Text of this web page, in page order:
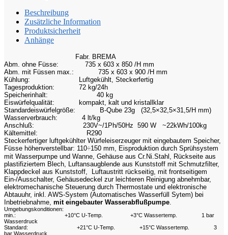
Beschreibung
Zusätzliche Information
Produktsicherheit
Anhänge
Fabr. BREMA
Abm. ohne Füsse:
735 x 603 x 850 /H mm
Abm. mit Füssen max.:
735 x 603 x 900 /H mm
Kühlung:
Luftgekühlt, Steckerfertig
Tagesproduktion:
72 kg/24h
Speicherinhalt:
40 kg
Eiswürfelqualität:
kompakt, kalt und kristallklar
Standardeiswürfelgröße:
B-Qube 23g (32,5×32,5×31,5/H mm)
Wasserverbrauch:
4 lt/kg
Anschluß:
230V~/1Ph/50Hz 590 W ~22kWh/100kg
Kältemittel:
R290
Steckerfertiger luftgekühlter Würfeleiserzeuger mit eingebautem Speicher,
Füsse höhenverstellbar: 110÷150 mm, Eisproduktion durch Sprühsystem
mit Wasserpumpe und Wanne, Gehäuse aus Cr.Ni.Stahl, Rückseite aus
plastifiziertem Blech, Luftansaugblende aus Kunststoff mit Schmutzfilter,
Klappdeckel aus Kunststoff, Luftaustritt rückseitig, mit frontseitigem
Ein-/Ausschalter, Gehäusedeckel zur leichteren Reinigung abnehmbar,
elektromechanische Steuerung durch Thermostate und elektronische
Abtauuhr, inkl. AWS-System (Automatisches Wasserfüll Sytem) bei
Inbetriebnahme, mit eingebauter Wasserabflußpumpe
Umgebungskonditionen:
min.:
+10°C U-Temp. +3°C Wassertemp.
1 bar
Wasserdruck
Standard:
+21°C U-Temp. +15°C Wassertemp.
3
bar Wasserdruck